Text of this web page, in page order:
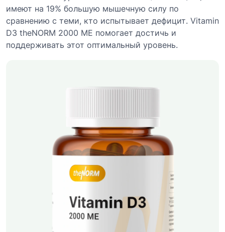
имеют на 19% большую мышечную силу по
сравнению с теми, кто испытывает дефицит. Vitamin
D3 theNORM 2000 МЕ помогает достичь и
поддерживать этот оптимальный уровень.